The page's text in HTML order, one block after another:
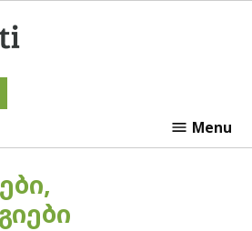
Menu
,